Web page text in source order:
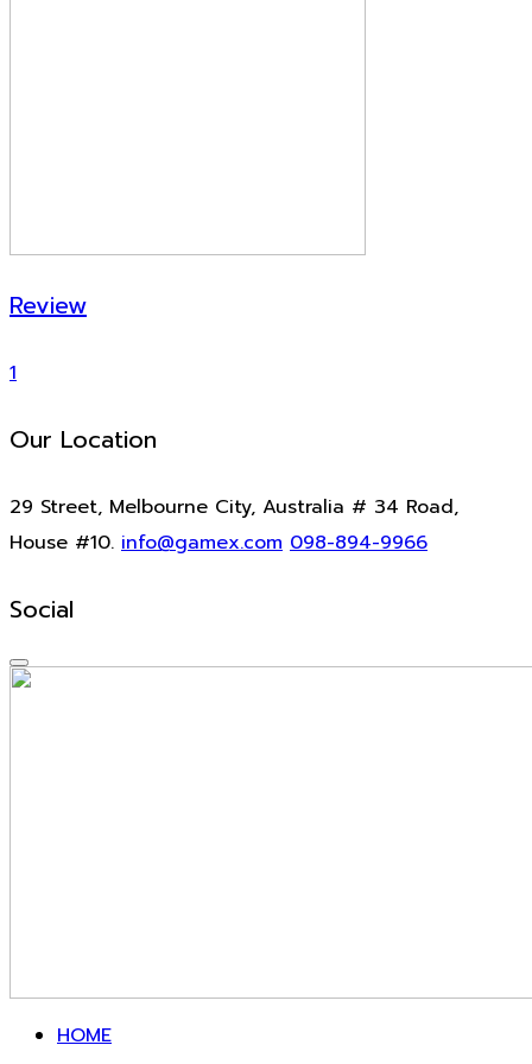
Review
1
Our Location
29 Street, Melbourne City, Australia # 34 Road,
House #10. info@gamex.com 098-894-9966
Social
HOME